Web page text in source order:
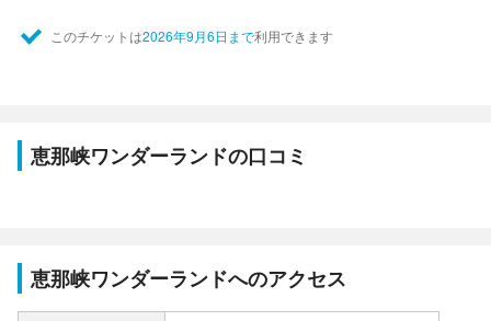
このチケットは2026年9月6日まで利用できます
恵那峡ワンダーランドの口コミ
恵那峡ワンダーランドへのアクセス